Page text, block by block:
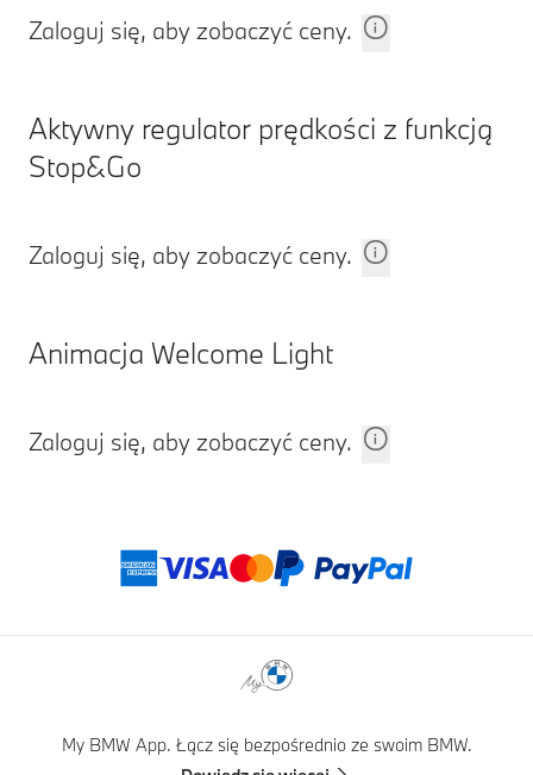
Zaloguj się, aby zobaczyć ceny.
Aktywny regulator prędkości z funkcją
Stop&Go
Zaloguj się, aby zobaczyć ceny.
Animacja Welcome Light
Zaloguj się, aby zobaczyć ceny.
Metody płatności